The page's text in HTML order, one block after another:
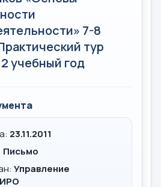
7-8
тур
учебный год
23.11.2011
Письмо
Управление